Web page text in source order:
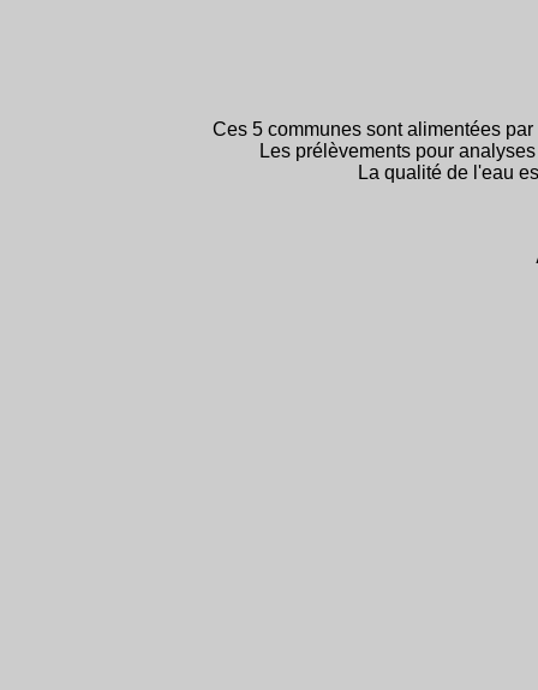
Ces 5 communes sont alimentées
Les prélèvements pour
La qualité de l'eau